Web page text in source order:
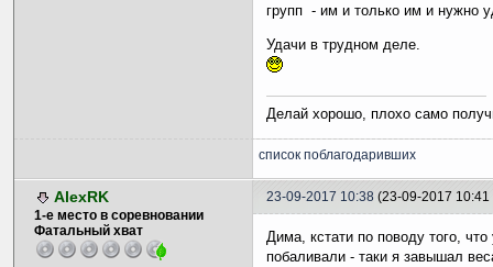
групп - им и только им и нужно
Удачи в трудном деле.
Делай хорошо, плохо само
список поблагодаривших
AlexRK 23-09-2017 10:38 (23-09-2017 10:41
1-е место в соревновании
Фатальный хват
Дима, кстати по поводу того,
побаливали - таки я завышал